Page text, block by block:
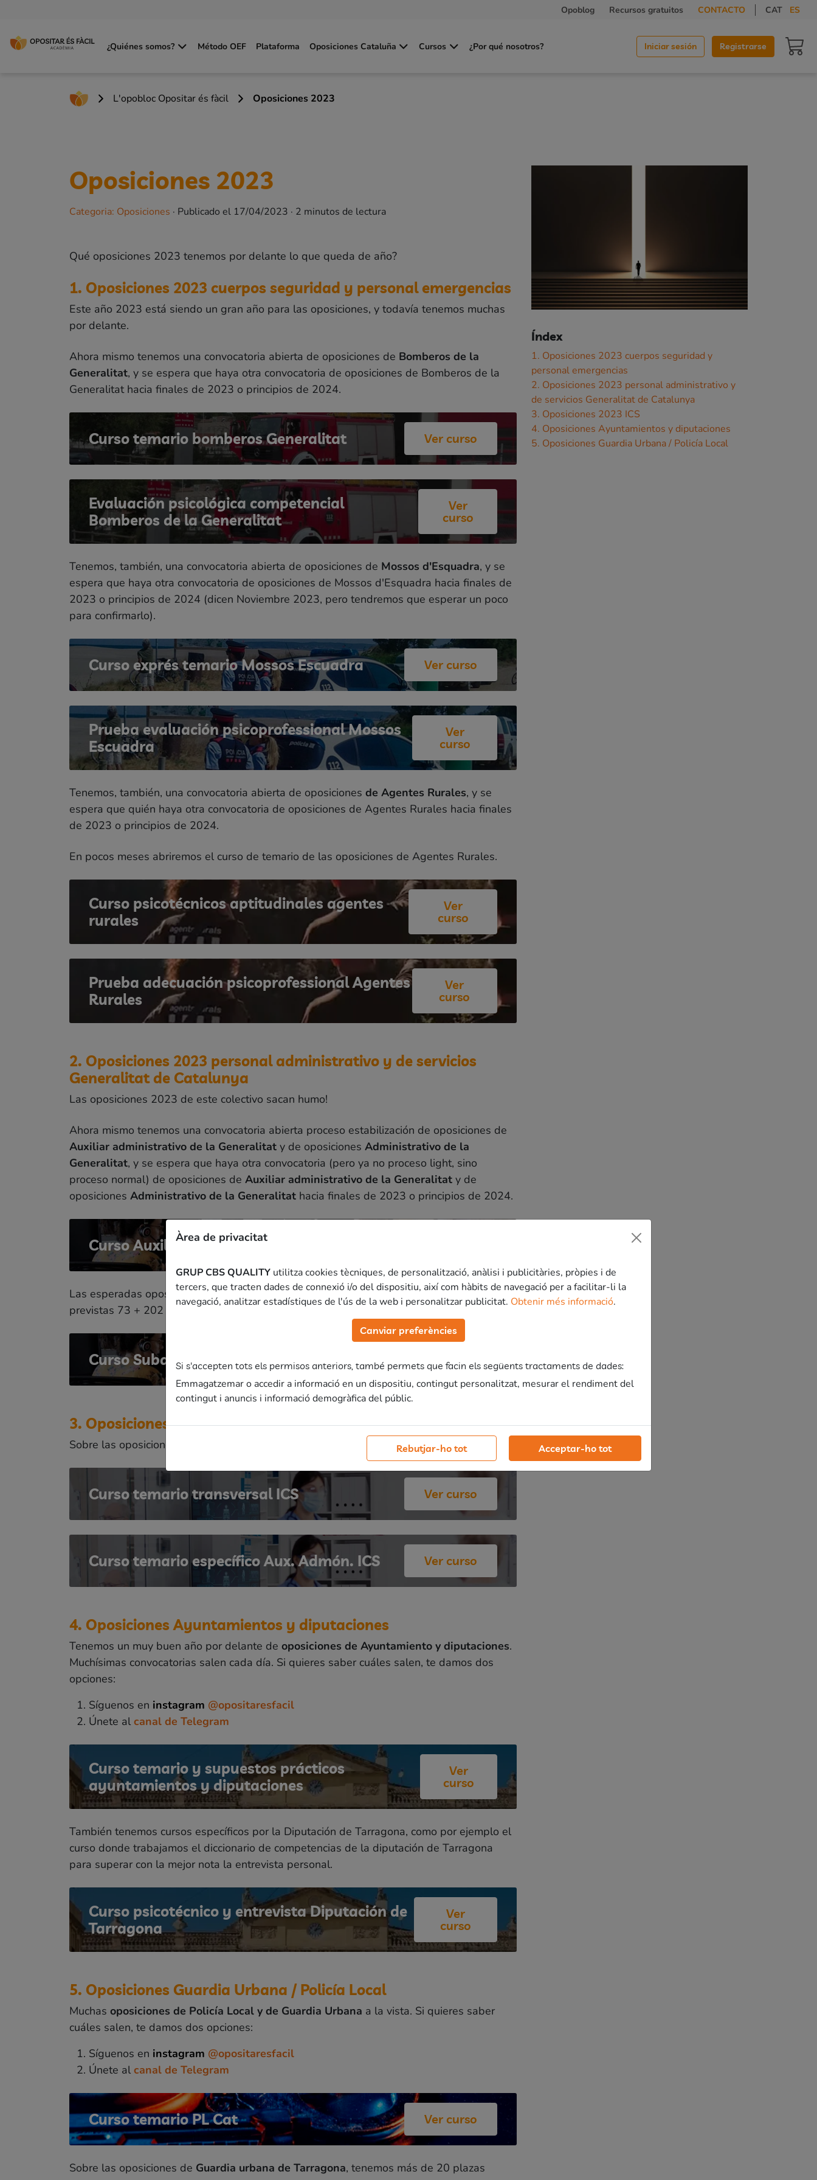
Opoblog Recursos gratuitos CONTACTO CAT ES
Iniciar sesión Registrarse
¿Quiénes somos? Método OEF Plataforma Oposiciones Cataluña Cursos ¿Por qué nosotros?
L'opobloc Opositar és fàcil Oposiciones 2023
Oposiciones 2023
Categoria: Oposiciones · Publicado el 17/04/2023 · 2 minutos de lectura
Qué oposiciones 2023 tenemos por delante lo que queda de año?
1. Oposiciones 2023 cuerpos seguridad y personal emergencias
Este año 2023 está siendo un gran año para las oposiciones, y todavía tenemos muchas
por delante.
Ahora mismo tenemos una convocatoria abierta de oposiciones de Bomberos de la
Generalitat, y se espera que haya otra convocatoria de oposiciones de Bomberos de la
Generalitat hacia finales de 2023 o principios de 2024.
Curso temario bomberos Generalitat Ver curso
Evaluación psicológica competencial
Bomberos de la Generalitat
Ver
curso
Tenemos, también, una convocatoria abierta de oposiciones de Mossos d'Esquadra, y se
espera que haya otra convocatoria de oposiciones de Mossos d'Esquadra hacia finales de
2023 o principios de 2024 (dicen Noviembre 2023, pero tendremos que esperar un poco
para confirmarlo).
Curso exprés temario Mossos Escuadra Ver curso
Prueba evaluación psicoprofessional Mossos
Escuadra
Ver
curso
Tenemos, también, una convocatoria abierta de oposiciones de Agentes Rurales, y se
espera que quién haya otra convocatoria de oposiciones de Agentes Rurales hacia finales
de 2023 o principios de 2024.
En pocos meses abriremos el curso de temario de las oposiciones de Agentes Rurales.
Curso psicotécnicos aptitudinales agentes
rurales
Ver
curso
Prueba adecuación psicoprofessional Agentes
Rurales
Ver
curso
2. Oposiciones 2023 personal administrativo y de servicios
Generalitat de Catalunya
Las oposiciones 2023 de este colectivo sacan humo!
Ahora mismo tenemos una convocatoria abierta proceso estabilización de oposiciones de
Auxiliar administrativo de la Generalitat y de oposiciones Administrativo de la
Generalitat, y se espera que haya otra convocatoria (pero ya no proceso light, sino
proceso normal) de oposiciones de Auxiliar administrativo de la Generalitat y de
oposiciones Administrativo de la Generalitat hacia finales de 2023 o principios de 2024.
Curso Auxiliar administrativo Gencat
Las esperadas oposiciones deSubalterno de la Generalitatestán a punto de salir! Hay
previstas 73 + 202 plazas por subalterno hacia finales de 2023 o principios de 2024
Curso Subalterno Gencat Ver curso
3. Oposiciones 2023 ICS
Sobre las oposiciones del ICS te lo explicamos todo
Curso temario transversal ICS Ver curso
Curso temario específico Aux. Admón. ICS Ver curso
4. Oposiciones Ayuntamientos y diputaciones
Tenemos un muy buen año por delante de oposiciones de Ayuntamiento y diputaciones.
Muchísimas convocatorias salen cada día. Si quieres saber cuáles salen, te damos dos
opciones:
Síguenos en instagram @opositaresfacil
Únete al canal de Telegram
Curso temario y supuestos prácticos
ayuntamientos y diputaciones
Ver
curso
También tenemos cursos específicos por la Diputación de Tarragona, como por ejemplo el
curso donde trabajamos el diccionario de competencias de la diputación de Tarragona
para superar con la mejor nota la entrevista personal.
Curso psicotécnico y entrevista Diputación de
Tarragona
Ver
curso
5. Oposiciones Guardia Urbana / Policía Local
Muchas oposiciones de Policía Local y de Guardia Urbana a la vista. Si quieres saber
cuáles salen, te damos dos opciones:
Síguenos en instagram @opositaresfacil
Únete al canal de Telegram
Curso temario PL Cat Ver curso
Sobre las oposiciones de Guardia urbana de Tarragona, tenemos más de 20 plazas
Índex
1. Oposiciones 2023 cuerpos seguridad y
personal emergencias
2. Oposiciones 2023 personal administrativo y
de servicios Generalitat de Catalunya
3. Oposiciones 2023 ICS
4. Oposiciones Ayuntamientos y diputaciones
5. Oposiciones Guardia Urbana / Policía Local
Àrea de privacitat
GRUP CBS QUALITY utilitza cookies tècniques, de personalització, anàlisi i publicitàries, pròpies i de
tercers, que tracten dades de connexió i/o del dispositiu, així com hàbits de navegació per a facilitar-li la
navegació, analitzar estadístiques de l'ús de la web i personalitzar publicitat. Obtenir més informació.
Canviar preferències
Si s'accepten tots els permisos anteriors, també permets que facin els següents tractaments de dades:
Emmagatzemar o accedir a informació en un dispositiu, contingut personalitzat, mesurar el rendiment del
contingut i anuncis i informació demogràfica del públic.
Rebutjar-ho tot Acceptar-ho tot